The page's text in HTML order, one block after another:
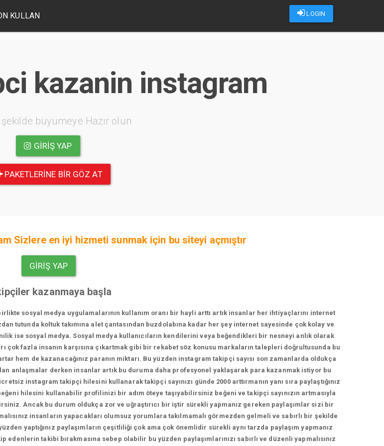
LOGIN
KULLAN
kazanin instagram
şekilde büyümeye Hazır olun
GIRIŞ YAP
PAKETLERINE BIR GÖZ AT
Sizlere en iyi hizmeti sunmak için bu siteyi açmıştır
GIRIŞ YAP
kazanmaya başla
sosyal medya uygulamalarının kullanım oranı bir hayli arttı artık insanlar her ihtiyaçlarını internet
tutunda koltuk takımına alet çantasından buzdolabına kadar her şey internet sayesinde çok kolay ve
ise sosyal medya. Sosyal medya kullanıcıların kendilerini veya beğendikleri bir nesneyi anlık olarak
çok fazla insanın karşısına çıkartmak gibi bir rekabet söz konusu markaların talepleri doğrultusunda bu
hem de kazanacağınız paranın miktarı. Bu yüzden instagram takipçi sayısı son zamanlarda oldukça
anlaşmalar derken insanlar artık bu duruma daha profesyonel yaklaşarak para kazanmak istiyor bu
instagram takipçi hilesini kullanarak takipçi sayınızı günde 2000 arttırmanın yanı sıra paylaştığınız
hilesini kullanabilir profilinizi bir adım öteye taşıyabilirsiniz beğeni ve takipçi sayınızın artmasıyla
Ancak bu durum oldukça zor ve uğraştırıcı bir iştir sürekli yapmanız gereken paylaşımlar sizi bir
insanların yapacakları olumsuz yorumlara takılmamalı görmezden gelmeli ve sabırlı bir şekilde
yaptığınız paylaşımların çeşitliliği çok ama çok önemlidir sürekli aynı tarzda paylaşım yapmanız
takibi bırakmasına sebep olabilir bu yüzden paylaşımlarınızı sabırlı ve düzenli yapmalısınız